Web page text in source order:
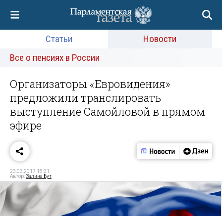
Статьи
Новости
Все о пенсиях в России
Организаторы «Евровидения»
предложили транслировать
выступление Самойловой в прямом
эфире
23.03.2017 18:21
Автор:Залина Бут